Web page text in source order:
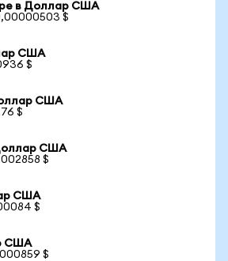
в Доллар США
$
США
$
США
$
США
$
США
$
США
$